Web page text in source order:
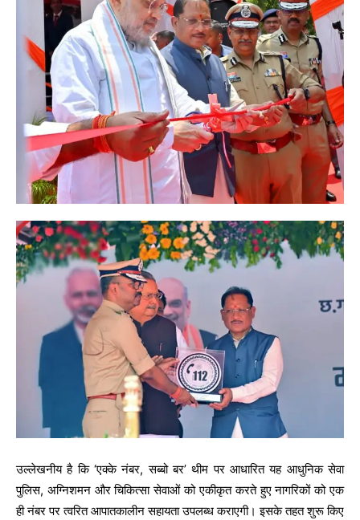
उल्लेखनीय है कि ‘एक्के नंबर, सब्बो बर’ थीम पर आधारित यह आधुनिक सेवा
पुलिस, अग्निशमन और चिकित्सा सेवाओं को एकीकृत करते हुए नागरिकों को एक
ही नंबर पर त्वरित आपातकालीन सहायता उपलब्ध कराएगी। इसके तहत शुरू किए